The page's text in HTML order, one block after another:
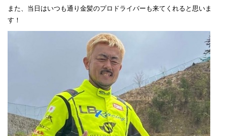
また、当日はいつも通り金髪のプロドライバーも来てくれると思いま
す！